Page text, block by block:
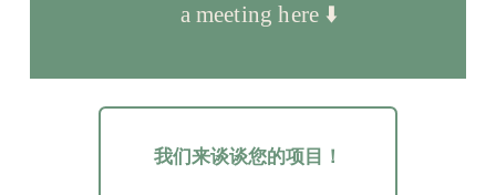
a meeting here ⬇️
我们来谈谈您的项目！